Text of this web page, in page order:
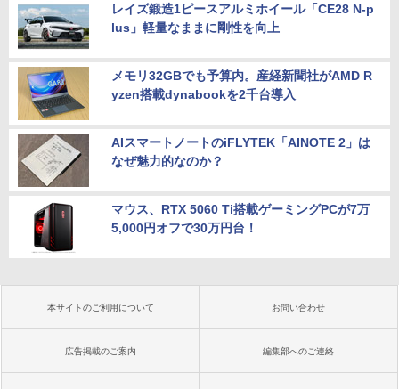
レイズ鍛造1ピースアルミホイール「CE28 N-p
lus」軽量なままに剛性を向上
メモリ32GBでも予算内。産経新聞社がAMD R
yzen搭載dynabookを2千台導入
AIスマートノートのiFLYTEK「AINOTE 2」は
なぜ魅力的なのか？
マウス、RTX 5060 Ti搭載ゲーミングPCが7万
5,000円オフで30万円台！
本サイトのご利用について お問い合わせ
広告掲載のご案内 編集部へのご連絡